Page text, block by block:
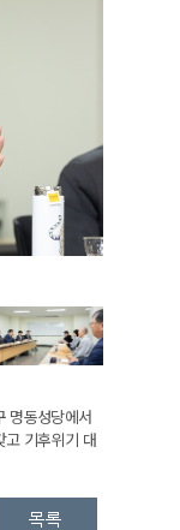
명동성당에서
고 기후위기 대